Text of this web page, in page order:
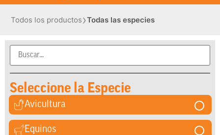
Todos los productos›Todas las especies
Seleccione la Especie
Avicultura
Equinos